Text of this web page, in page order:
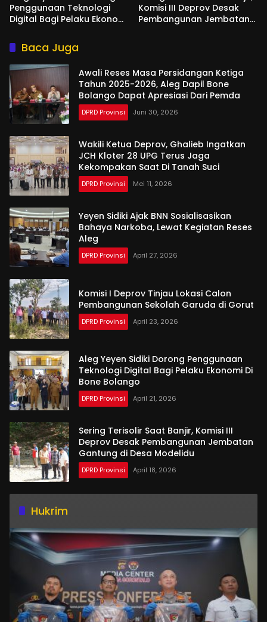
Penggunaan Teknologi
Digital Bagi Pelaku Ekonomi
Komisi III Deprov Desak
Pembangunan Jembatan
Baca Juga
Awali Reses Masa Persidangan Ketiga
Tahun 2025-2026, Aleg Dapil Bone
Bolango Dapat Apresiasi Dari Pemda
DPRD Provinsi Juni 30, 2026
Wakili Ketua Deprov, Ghalieb Ingatkan
JCH Kloter 28 UPG Terus Jaga
Kekompakan Saat Di Tanah Suci
DPRD Provinsi Mei 11, 2026
Yeyen Sidiki Ajak BNN Sosialisasikan
Bahaya Narkoba, Lewat Kegiatan Reses
Aleg
DPRD Provinsi April 27, 2026
Komisi I Deprov Tinjau Lokasi Calon
Pembangunan Sekolah Garuda di Gorut
DPRD Provinsi April 23, 2026
Aleg Yeyen Sidiki Dorong Penggunaan
Teknologi Digital Bagi Pelaku Ekonomi Di
Bone Bolango
DPRD Provinsi April 21, 2026
Sering Terisolir Saat Banjir, Komisi III
Deprov Desak Pembangunan Jembatan
Gantung di Desa Modelidu
DPRD Provinsi April 18, 2026
Hukrim